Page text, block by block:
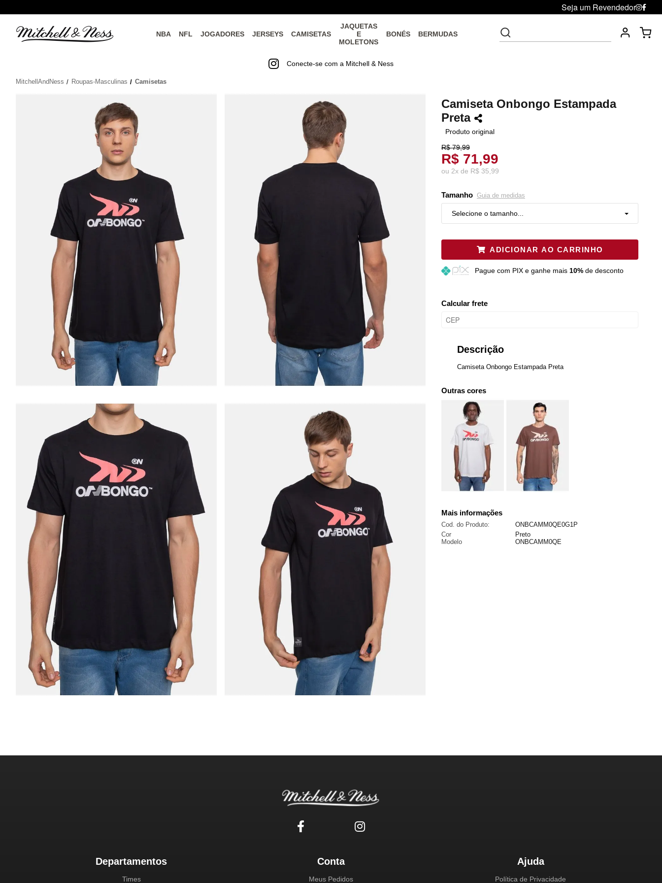
Seja um Revendedor
NBA NFL JOGADORES JERSEYS CAMISETAS
JAQUETAS
E
MOLETONS
BONÉS BERMUDAS
Conecte-se com a Mitchell & Ness
MitchellAndNess Roupas-Masculinas Camisetas
Camiseta Onbongo Estampada
Preta
Produto original
R$ 79,99
R$ 71,99
ou 2x de R$ 35,99
Tamanho Guia de medidas
Selecione o tamanho...
Esgotado
G Esgotado
ADICIONAR AO CARRINHO
Pague com PIX e ganhe mais 10%de desconto
Calcular frete
Descrição
Camiseta Onbongo Estampada Preta
Outras cores
Mais informações
Cod. do Produto:
ONBCAMM0QE0G1P
Cor
Preto
Modelo
ONBCAMM0QE
Departamentos
Times
Conta
Meus Pedidos
Ajuda
Política de Privacidade